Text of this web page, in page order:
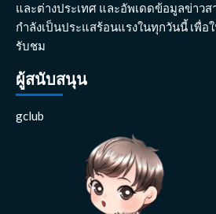
และต่างประเทศ และอัพเดดข้อมูลข่าวส
กำลังเป็นประแสร้อนแรงในทุกวันนี้ เพื่อ
รับชม
ผู้สนับสนุน
gclub